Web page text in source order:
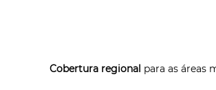
Cobertura regional para as áreas